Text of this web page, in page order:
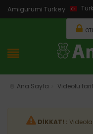
Amigurumi Turkey
Ana Sayfa Videolu
DİKKAT! :